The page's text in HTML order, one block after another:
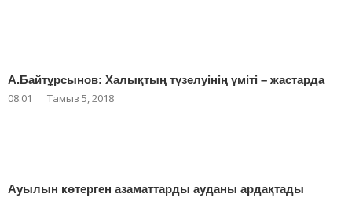
А.Байтұрсынов: Халықтың түзелуінің үміті – жастарда
08:01 Тамыз 5, 2018
Ауылын көтерген азаматтарды ауданы ардақтады